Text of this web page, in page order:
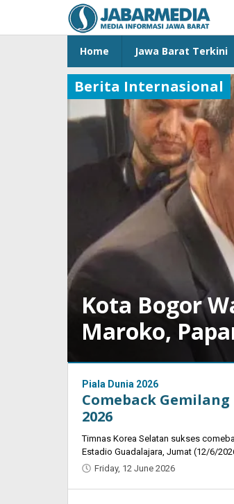
content
Home Jawa Barat Terkini
Kota Bogor
Maroko,
Wednesday,
June
2026
Ahmad
Zarnuji
Berita Internasional
Piala Dunia 2026
Comeback
2026
Timnas Korea Selatan sukses
Estadio Guadalajara, Jumat (12/6/
Friday, 12 June 2026